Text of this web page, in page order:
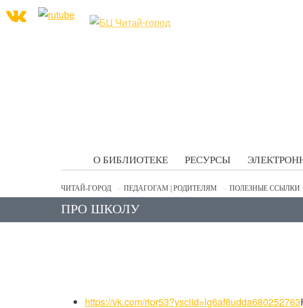
О БИБЛИОТЕКЕ РЕСУРСЫ
ЧИТАЙ-ГОРОД ПЕДАГОГАМ | РОДИТЕЛЯМ ПОЛЕЗНЫЕ ССЫЛКИ
ПРО ШКОЛУ
https://vk.com/ripr53?ysclid=lg6af8udda680252763